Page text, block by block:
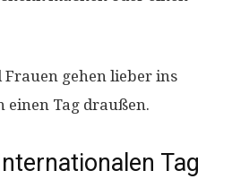
gehen lieber ins
Tag draußen.
Tag